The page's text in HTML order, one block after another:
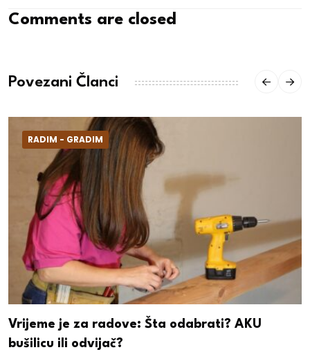
Comments are closed
Povezani Članci
RADIM - GRADIM
Vrijeme je za radove: Šta odabrati? AKU
bušilicu ili odvijač?